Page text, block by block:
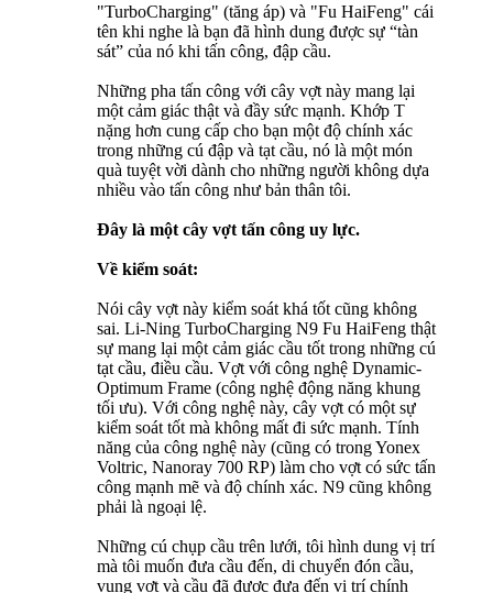
"TurboCharging" (tăng áp) và "Fu HaiFeng" cái
tên khi nghe là bạn đã hình dung được sự “tàn
sát” của nó khi tấn công, đập cầu.
Những pha tấn công với cây vợt này mang lại
một cảm giác thật và đầy sức mạnh. Khớp T
nặng hơn cung cấp cho bạn một độ chính xác
trong những cú đập và tạt cầu, nó là một món
quà tuyệt vời dành cho những người không dựa
nhiều vào tấn công như bản thân tôi.
Đây là một cây vợt tấn công uy lực.
Về kiểm soát:
Nói cây vợt này kiểm soát khá tốt cũng không
sai. Li-Ning TurboCharging N9 Fu HaiFeng thật
sự mang lại một cảm giác cầu tốt trong những cú
tạt cầu, điều cầu. Vợt với công nghệ Dynamic-
Optimum Frame (công nghệ động năng khung
tối ưu). Với công nghệ này, cây vợt có một sự
kiểm soát tốt mà không mất đi sức mạnh. Tính
năng của công nghệ này (cũng có trong Yonex
Voltric, Nanoray 700 RP) làm cho vợt có sức tấn
công mạnh mẽ và độ chính xác. N9 cũng không
phải là ngoại lệ.
Những cú chụp cầu trên lưới, tôi hình dung vị trí
mà tôi muốn đưa cầu đến, di chuyển đón cầu,
vung vợt và cầu đã được đưa đến vị trí chính